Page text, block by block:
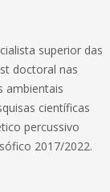
superior das
doctoral nas
ambientais
científicas
percussivo
2017/2022.